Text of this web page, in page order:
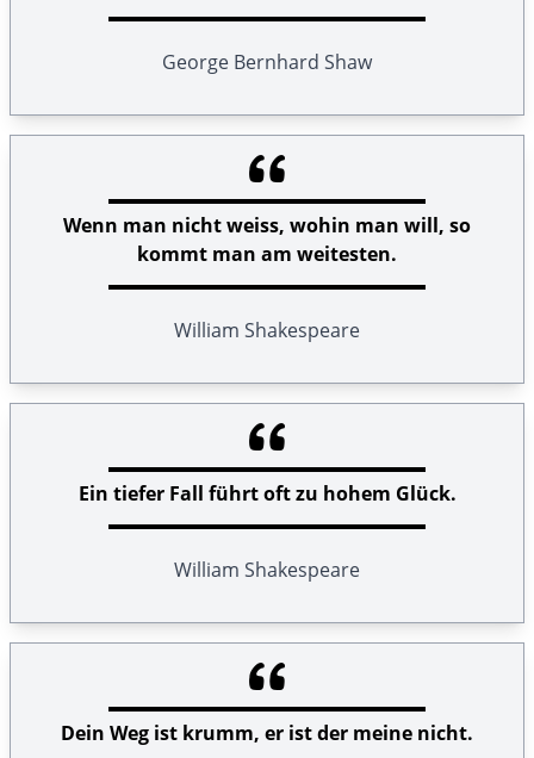
George Bernhard Shaw
Wenn man nicht weiss, wohin man will, so
kommt man am weitesten.
William Shakespeare
Ein tiefer Fall führt oft zu hohem Glück.
William Shakespeare
Dein Weg ist krumm, er ist der meine nicht.